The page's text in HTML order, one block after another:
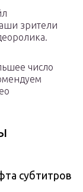
зрители
число
субтитров